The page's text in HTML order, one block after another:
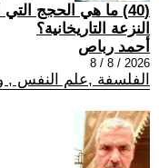
(40) ما هي الحجج
النزعة التاريخانية؟
أحمد رباص
2026 / 8 / 8
الفلسفة ,علم النفس ,